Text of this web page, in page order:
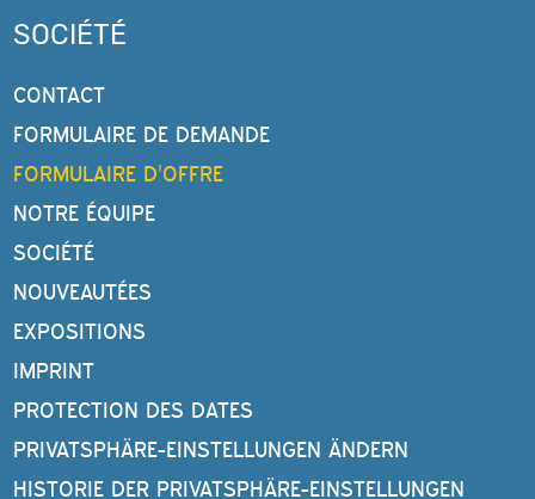
SOCIÉTÉ
CONTACT
FORMULAIRE DE DEMANDE
FORMULAIRE D'OFFRE
NOTRE ÉQUIPE
SOCIÉTÉ
NOUVEAUTÉES
EXPOSITIONS
IMPRINT
PROTECTION DES DATES
PRIVATSPHÄRE-EINSTELLUNGEN ÄNDERN
HISTORIE DER PRIVATSPHÄRE-EINSTELLUNGEN